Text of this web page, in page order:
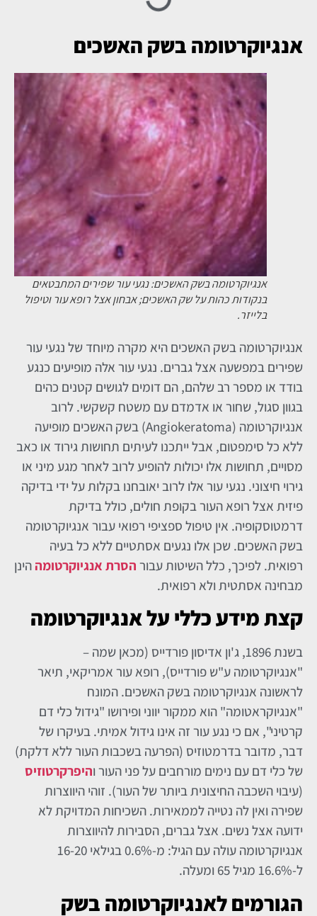
אנגיוקרטומה בשק האשכים
אנגיוקרטומה בשק האשכים: נגעי עור שפירים המתבטאים
בנקודות כהות על שק האשכים; אבחון אצל רופא עור וטיפול
בלייזר.
אנגיוקרטומה בשק האשכים היא מקרה מיוחד של נגעי עור
שפירים במפשעה אצל גברים. נגעי עור אלה מופיעים כנגע
בודד או מספר רב שלהם, הם דומים לגושים קטנים כהים
בגוון סגול, שחור או אדמדם עם משטח קשקשי. לרוב
אנגיוקרטומה (Angiokeratoma) בשק האשכים מופיעה
ללא כל סימפטום, אבל ייתכנו לעיתים תחושות גירוד או כאב
מסויים, תחושות אלו יכולות להופיע לרוב לאחר מגע מיני או
גירוי חיצוני. נגעי עור אלו לרוב יאובחנו בקלות על ידי בדיקה
פיזית אצל רופא העור בקופת חולים, כולל בדיקת
דרמטוסקופיה. אין טיפול ספציפי רפואי עבור אנגיוקרטומה
בשק האשכים. שכן אלו נגעים אסתטיים ללא כל בעיה
רפואית. לפיכך, כלל השיטות עבורהסרת אנגיוקרטומההינן
מבחינה אסתטית ולא רפואית.
קצת מידע כלליעל אנגיוקרטומה
בשנת 1896, ג'ון אדיסון פורדייס (מכאן שמה –
"אנגיוקרטומה ע"ש פורדייס), רופא עור אמריקאי, תיאר
לראשונה אנגיוקרטומה בשק האשכים. המונח
"אנגיוקראטומה" הוא ממקור יווני ופירושו "גידול כלי דם
קרטיני", אם כי נגע עור זה אינו גידול אמיתי. בעיקרו של
דבר, מדובר בדרמטוזיס (הפרעה בשכבות העור ללא דלקת)
של כלי דם עם נימים מורחבים על פני העור והיפרקרטוזיס
(עיבוי השכבה החיצונית ביותר של העור). זוהי היווצרות
שפירה ואין לה נטייה לממאירות. השכיחות המדויקת לא
ידועה אצל נשים. אצל גברים, הסבירות להיווצרות
אנגיוקרטומה עולה עם הגיל: מ-0.6% בגילאי 16-20
ל-16.6% מגיל 65 ומעלה.
הגורמים לאנגיוקרטומה בשק